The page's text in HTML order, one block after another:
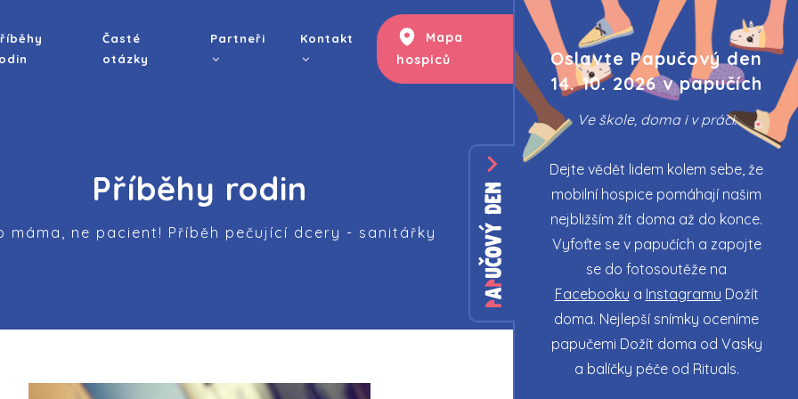
Oslavte Papučový den
14. 10. 2026 v papučích
Ve škole, doma i v práci.
Dejte vědět lidem kolem sebe, že
mobilní hospice pomáhají našim
nejbližším žít doma až do konce.
Vyfoťte se v papučích a zapojte
se do fotosoutěže na
Facebooku a Instagramu Dožít
doma. Nejlepší snímky oceníme
papučemi Dožít doma od Vasky
a balíčky péče od Rituals.
Časté
otázky
Partneři Kontakt
Mapa
hospiců
Kalendář
akcí
Příběhy rodin
máma, ne pacient! Příběh pečující dcery - sanitářky